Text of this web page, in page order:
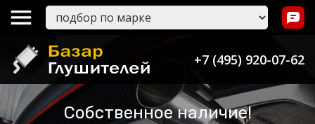
+7 (495) 920-07-62
Собственное наличие!